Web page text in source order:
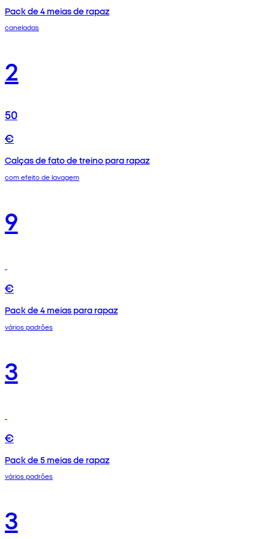
Pack de 4 meias de rapaz
caneladas
2
50
€
Calças de fato de treino para rapaz
com efeito de lavagem
9
€
Pack de 4 meias para rapaz
vários padrões
3
€
Pack de 5 meias de rapaz
vários padrões
3